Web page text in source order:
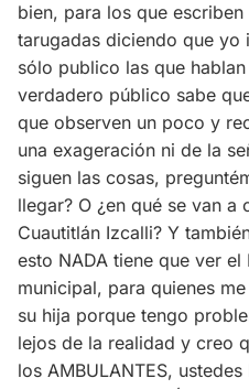
bien, para los que
tarugadas diciendo que yo
sólo publico las que
verdadero público sabe
que observen un poco y
una exageración ni de la
siguen las cosas,
llegar? O ¿en qué se van
Cuautitlán Izcalli? Y
esto NADA tiene que ver el
municipal, para quienes
su hija porque tengo
lejos de la realidad y creo
los AMBULANTES,